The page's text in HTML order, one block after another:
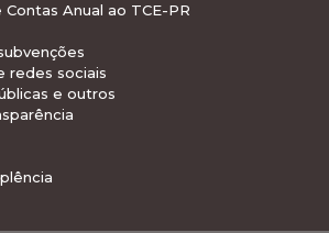
Anual ao TCE-PR
redes sociais
e outros